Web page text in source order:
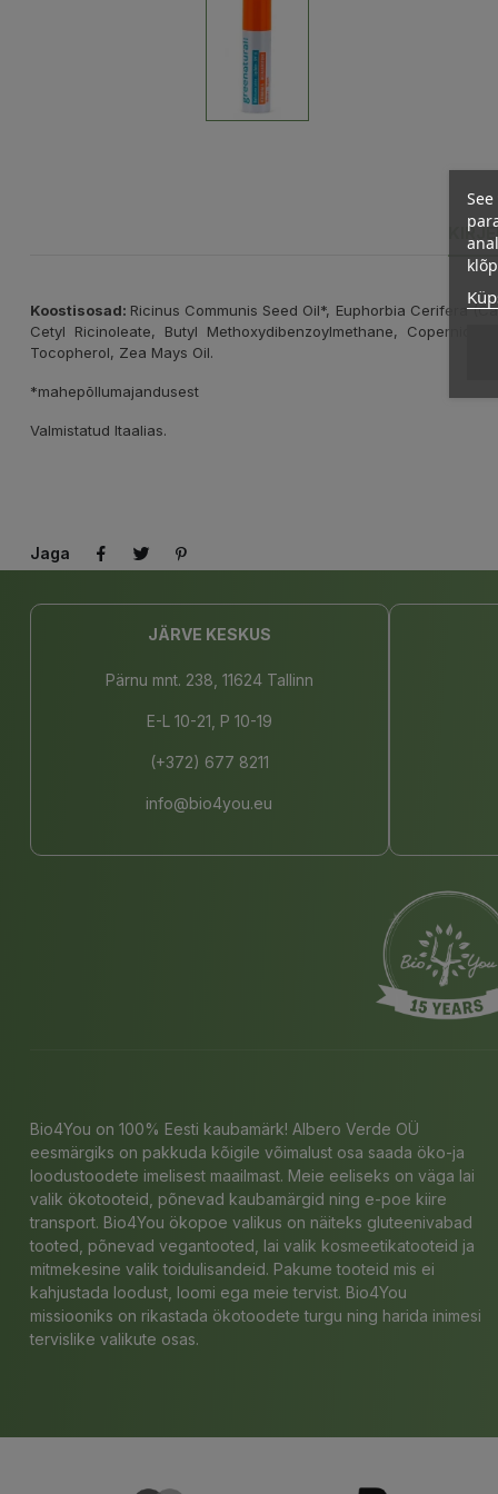
Koostisosad: Ricinus Communis Seed Oil*, Euphorbia Cerifera
Cetyl Ricinoleate, Butyl Methoxydibenzoylmethane,
Tocopherol, Zea Mays Oil.
*mahepõllumajandusest
Valmistatud Itaalias.
Jaga
JÄRVE KESKUS
Pärnu mnt. 238, 11624 Tallinn
E-L 10-21, P 10-19
(+372) 677 8211
info@bio4you.eu
Bio4You on 100% Eesti kaubamärk! Albero Verde OÜ
eesmärgiks on pakkuda kõigile võimalust osa saada öko-ja
loodustoodete imelisest maailmast. Meie eeliseks on väga lai
valik ökotooteid, põnevad kaubamärgid ning e-poe kiire
transport. Bio4You ökopoe valikus on näiteks gluteenivabad
tooted, põnevad vegantooted, lai valik kosmeetikatooteid ja
mitmekesine valik toidulisandeid. Pakume tooteid mis ei
kahjustada loodust, loomi ega meie tervist. Bio4You
missiooniks on rikastada ökotoodete turgu ning harida inimesi
tervislike valikute osas.